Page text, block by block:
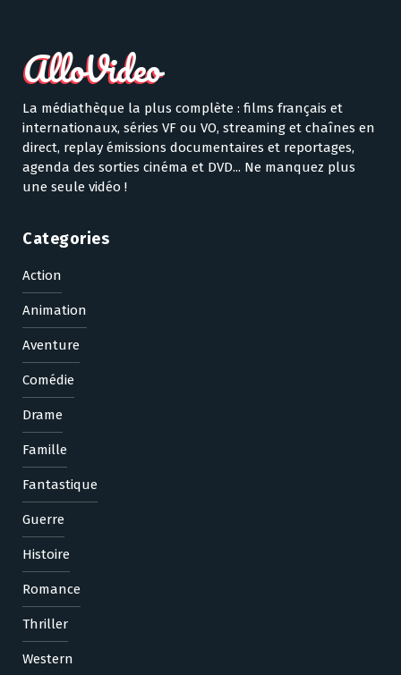
La médiathèque la plus complète : films français et
internationaux, séries VF ou VO, streaming et chaînes en
direct, replay émissions documentaires et reportages,
agenda des sorties cinéma et DVD... Ne manquez plus
une seule vidéo !
Categories
Action
Animation
Aventure
Comédie
Drame
Famille
Fantastique
Guerre
Histoire
Romance
Thriller
Western